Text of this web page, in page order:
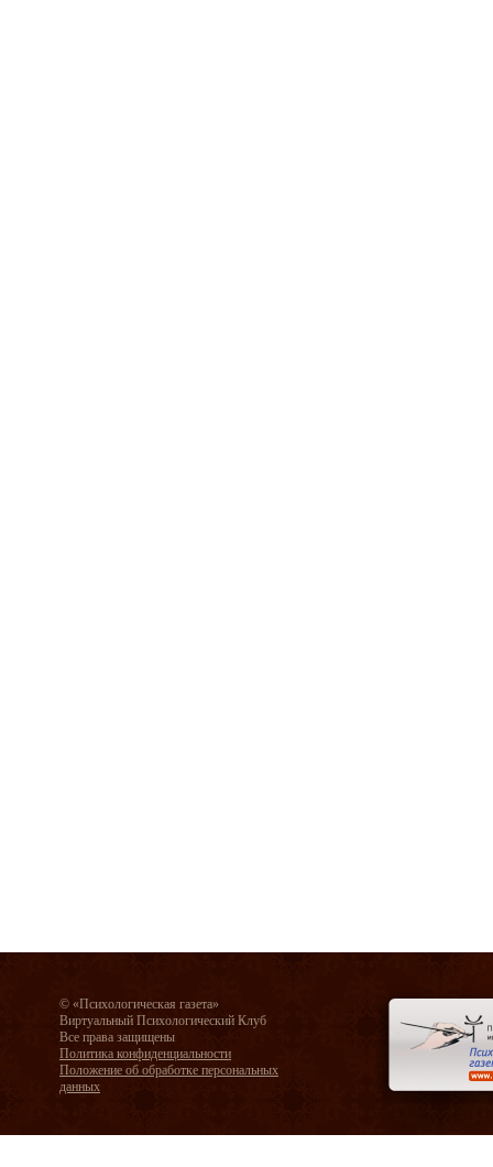
© «Психологическая газета»
Виртуальный Психологический Клуб
Все права защищены
Политика конфиденциальности
Положение об обработке персональных
данных